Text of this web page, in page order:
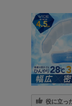
役に立っ